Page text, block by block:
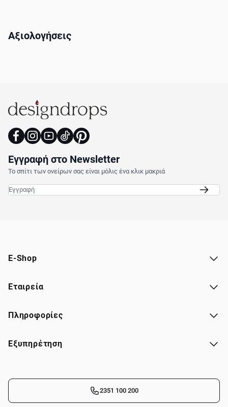
Αξιολογήσεις
Εγγραφή στο Newsletter
Το σπίτι των ονείρων σας είναι μόλις ένα κλικ μακριά
E-Shop
Εταιρεία
Πληροφορίες
Εξυπηρέτηση
2351 100 200